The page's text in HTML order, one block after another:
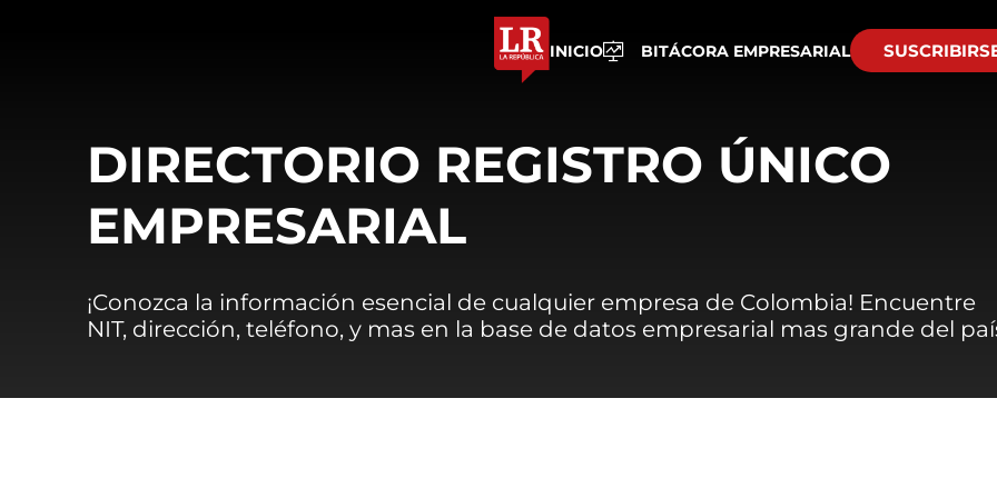
INICIO BITÁCORA EMPRESARIAL
DIRECTORIO REGISTRO ÚNICO
EMPRESARIAL
¡Conozca la información esencial de cualquier empresa de Colombia! Encuentre
NIT, dirección, teléfono, y mas en la base de datos empresarial mas grande del